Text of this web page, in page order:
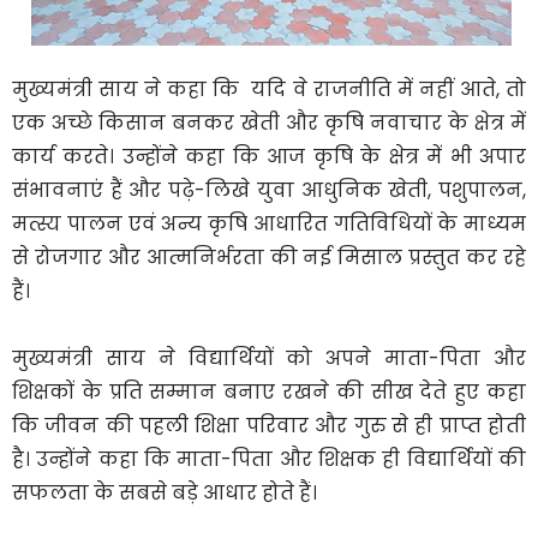
मुख्यमंत्री साय ने कहा कि यदि वे राजनीति में नहीं आते, तो
एक अच्छे किसान बनकर खेती और कृषि नवाचार के क्षेत्र में
कार्य करते। उन्होंने कहा कि आज कृषि के क्षेत्र में भी अपार
संभावनाएं हैं और पढ़े-लिखे युवा आधुनिक खेती, पशुपालन,
मत्स्य पालन एवं अन्य कृषि आधारित गतिविधियों के माध्यम
से रोजगार और आत्मनिर्भरता की नई मिसाल प्रस्तुत कर रहे
हैं।
मुख्यमंत्री साय ने विद्यार्थियों को अपने माता-पिता और
शिक्षकों के प्रति सम्मान बनाए रखने की सीख देते हुए कहा
कि जीवन की पहली शिक्षा परिवार और गुरु से ही प्राप्त होती
है। उन्होंने कहा कि माता-पिता और शिक्षक ही विद्यार्थियों की
सफलता के सबसे बड़े आधार होते हैं।